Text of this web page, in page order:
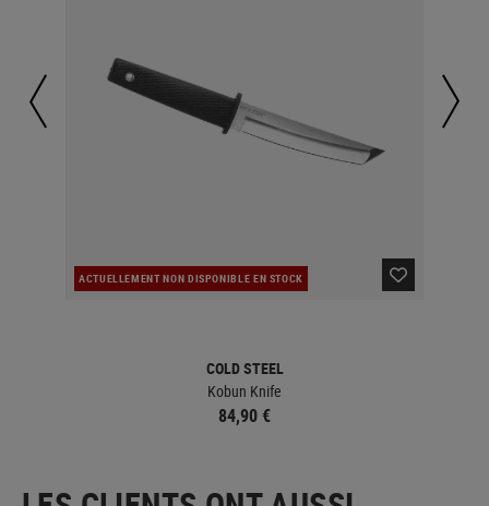
ACTUELLEMENT NON DISPONIBLE EN STOCK
COLD STEEL
Kobun Knife
84,90 €